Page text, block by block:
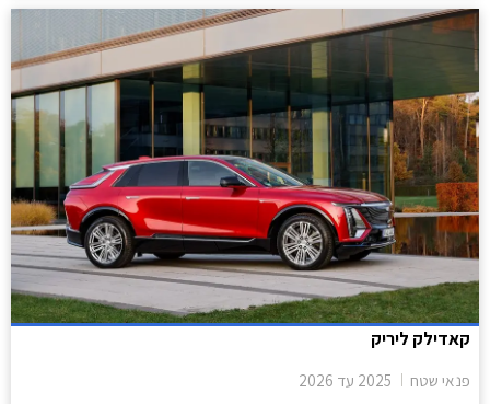
קאדילק ליריק
פנאי שטח 2025 עד 2026